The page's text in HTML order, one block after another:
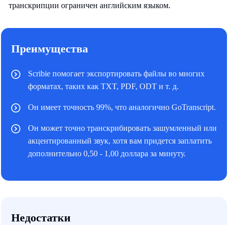
транскрипции ограничен английским языком.
Преимущества
Scribie помогает экспортировать файлы во многих
форматах, таких как TXT, PDF, ODT и т. д.
Он имеет точность 99%, что аналогично GoTranscript.
Он может точно транскрибировать зашумленный или
акцентированный звук, хотя вам придется заплатить
дополнительно 0,50 - 1,00 доллара за минуту.
Недостатки